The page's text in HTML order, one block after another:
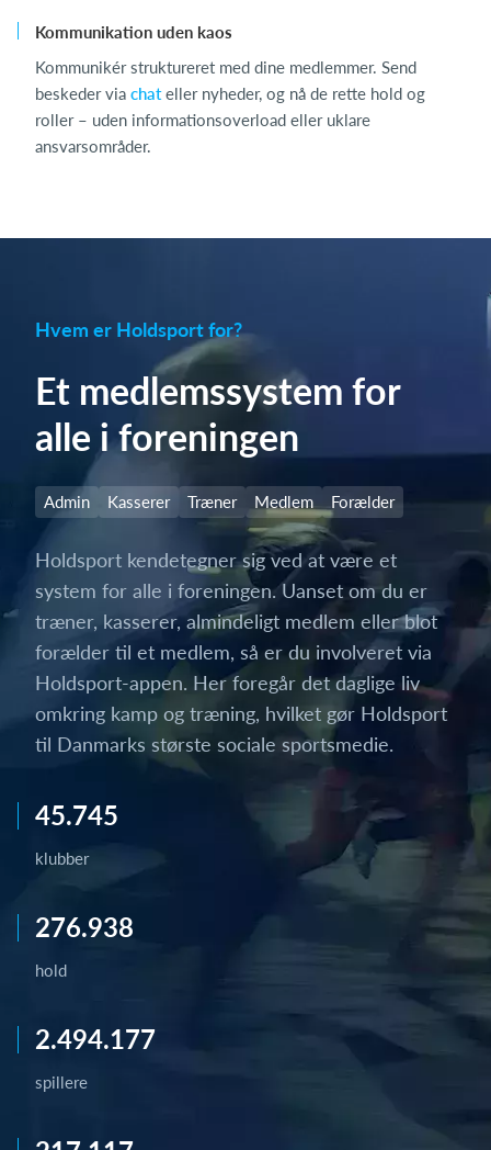
Kommunikation uden kaos
Kommunikér struktureret med dine medlemmer. Send
beskeder via chateller nyheder, og nå de rette hold og
roller – uden informationsoverload eller uklare
ansvarsområder.
Hvem er Holdsport for?
Et medlemssystem for
alle i foreningen
Admin Kasserer Træner Medlem Forælder
Holdsport kendetegner sig ved at være et
system for alle i foreningen. Uanset om du er
træner, kasserer, almindeligt medlem eller blot
forælder til et medlem, så er du involveret via
Holdsport-appen. Her foregår det daglige liv
omkring kamp og træning, hvilket gør Holdsport
til Danmarks største sociale sportsmedie.
45.745
klubber
276.938
hold
2.494.177
spillere